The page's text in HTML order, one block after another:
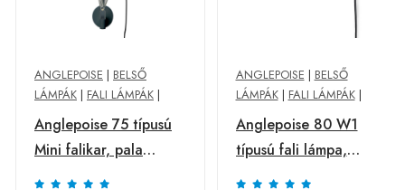
ANGLEPOISE | BELSŐ
LÁMPÁK | FALI LÁMPÁK |
Anglepoise 75 típusú
Mini falikar, pala
szürke
ANGLEPOISE | BELSŐ
LÁMPÁK| FALI LÁMPÁK|
Anglepoise 80 W1
típusú fali lámpa,
dugós, fekete